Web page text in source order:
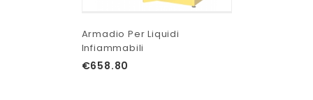
Armadio Per Liquidi
Infiammabili
€658.80